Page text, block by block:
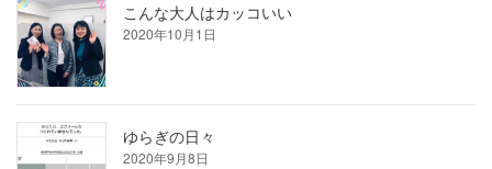
こんな大人はカッコいい
2020年10月1日
ゆらぎの日々
2020年9月8日